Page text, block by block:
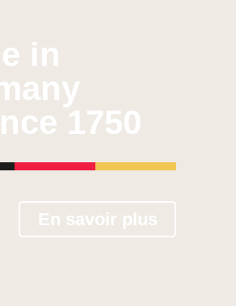
in
1750
En savoir plus